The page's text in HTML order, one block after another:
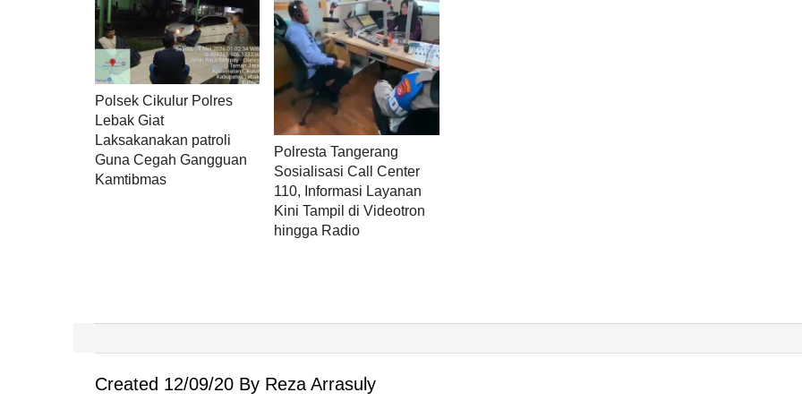
Polsek Cikulur Polres
Lebak Giat
Laksakanakan patroli
Guna Cegah Gangguan
Kamtibmas
Polresta Tangerang
Sosialisasi Call Center
110, Informasi Layanan
Kini Tampil di Videotron
hingga Radio
Created 12/09/20 By Reza Arrasuly